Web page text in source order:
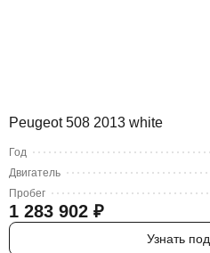
Peugeot 508 2013 white
Год
Двигатель
Пробег
1 283 902 ₽
Узнать